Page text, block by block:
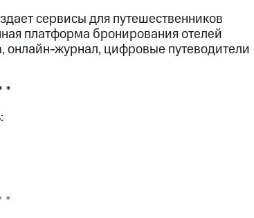
сервисы для путешественников
платформа бронирования отелей
онлайн-журнал, цифровые путеводители
*
*